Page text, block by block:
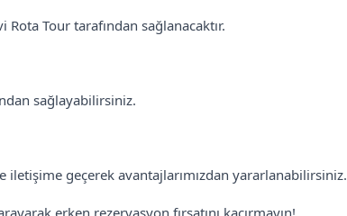
Tour tarafından sağlanacaktır.
sağlayabilirsiniz.
iletişime geçerek avantajlarımızdan yararlanabilirsiniz.